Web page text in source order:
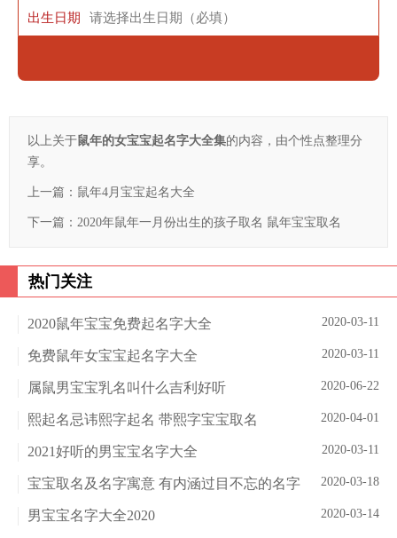
出生日期
以上关于鼠年的女宝宝起名字大全集的内容，由个性点整理分
享。
上一篇： 鼠年4月宝宝起名大全
下一篇： 2020年鼠年一月份出生的孩子取名 鼠年宝宝取名
热门关注
2020-03-11
2020鼠年宝宝免费起名字大全
2020-03-11
免费鼠年女宝宝起名字大全
2020-06-22
属鼠男宝宝乳名叫什么吉利好听
2020-04-01
熙起名忌讳熙字起名 带熙字宝宝取名
2020-03-11
2021好听的男宝宝名字大全
2020-03-18
宝宝取名及名字寓意 有内涵过目不忘的名字
2020-03-14
男宝宝名字大全2020